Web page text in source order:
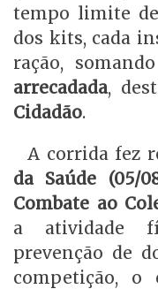
tempo limite
dos kits, cada
ração, somando
arrecadada,
Cidadão.
A corrida fez
da Saúde (05/
Combate ao
a atividade
prevenção de
competição,